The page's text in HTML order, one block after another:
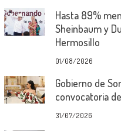
Hasta 89%
Sheinbaum y
Hermosillo
01/08/2026
Gobierno de
convocatoria
31/07/2026